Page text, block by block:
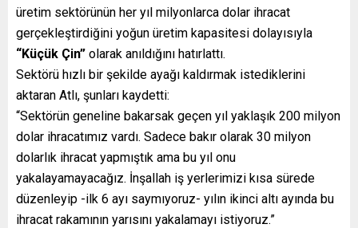
üretim sektörünün her yıl milyonlarca dolar ihracat
gerçekleştirdiğini yoğun üretim kapasitesi dolayısıyla
“Küçük Çin” olarak anıldığını hatırlattı.
Sektörü hızlı bir şekilde ayağı kaldırmak istediklerini
aktaran Atlı, şunları kaydetti:
“Sektörün geneline bakarsak geçen yıl yaklaşık 200 milyon
dolar ihracatımız vardı. Sadece bakır olarak 30 milyon
dolarlık ihracat yapmıştık ama bu yıl onu
yakalayamayacağız. İnşallah iş yerlerimizi kısa sürede
düzenleyip -ilk 6 ayı saymıyoruz- yılın ikinci altı ayında bu
ihracat rakamının yarısını yakalamayı istiyoruz.”